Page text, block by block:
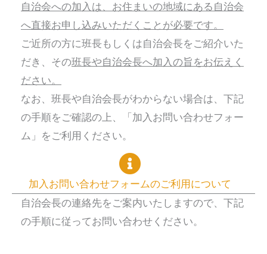
自治会への加入は、お住まいの地域にある自治会
へ直接お申し込みいただくことが必要です。
ご近所の方に班長もしくは自治会長をご紹介いた
だき、その班長や自治会長へ加入の旨をお伝えく
ださい。
なお、班長や自治会長がわからない場合は、下記
の手順をご確認の上、「加入お問い合わせフォー
ム」をご利用ください。
加入お問い合わせフォームのご利用について
自治会長の連絡先をご案内いたしますので、下記
の手順に従ってお問い合わせください。